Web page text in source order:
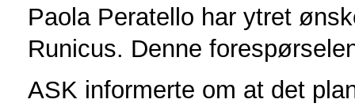
Paola Peratello har ytret
Runicus. Denne
ASK informerte om at det